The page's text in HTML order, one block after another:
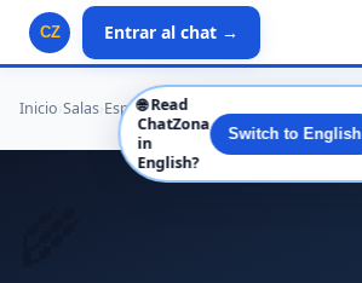
CZ Entrar al chat →
Inicio Salas España›Extremadura
🌐 Read
ChatZona
in
English?
Switch to English